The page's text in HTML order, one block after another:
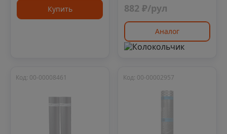
Купить 882 ₽/рул
Аналог
Код: 00-00008461 Код: 00-00002957